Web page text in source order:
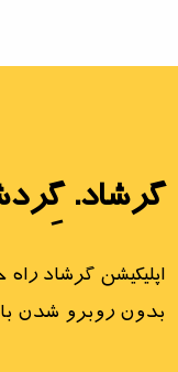
گرشاد.
اپلیکیشن گرشاد
بدون روبرو شدن